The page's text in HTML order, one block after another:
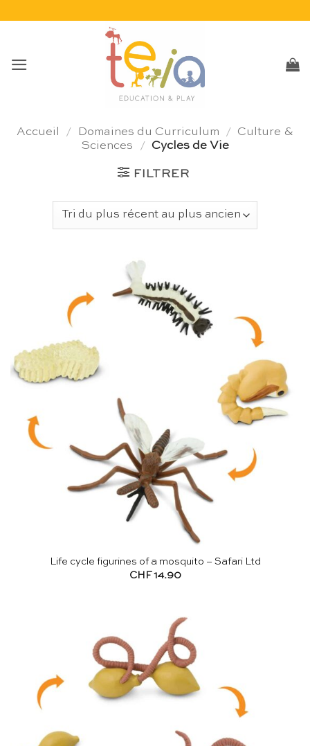
Accueil / Domaines du Curriculum /
Culture &
Sciences
/ Cycles de Vie
FILTRER
Life cycle figurines of a mosquito – Safari Ltd
CHF14.90